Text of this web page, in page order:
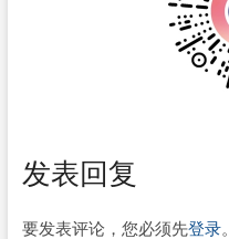
发表回复
要发表评论，您必须先登录。